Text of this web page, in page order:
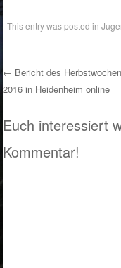
This entry was posted in
Post
← Bericht des
2016 in Heidenheim online
Euch interessiert
Kommentar!